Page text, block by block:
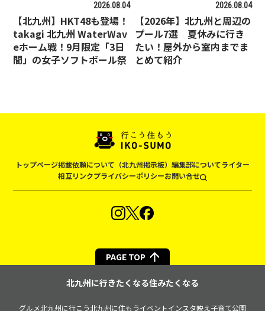
2026.08.04
【北九州】HKT48も登場！
takagi 北九州 WaterWav
eホーム戦！9月限定「3日
間」の女子ソフトボール祭
2026.08.04
【2026年】北九州と周辺の
プール7選 夏休みに行き
たい！屋外から室内までま
とめて紹介
トップページ掲載依頼について（北九州掲示板） 編集部についてライター
相互リンクプライバシーポリシーお問い合せ
PAGE TOP
北九州に行きたくなる住みたくなる
グルメ北九州に行こう北九州に住もうイベントインスタ映え 子育て公園